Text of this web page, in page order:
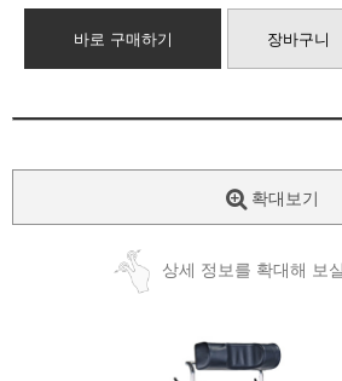
바로 구매하기 장바구니
확대보기
상세 정보를 확대해 보